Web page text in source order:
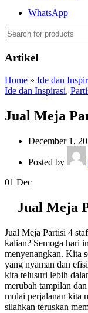
WhatsApp
Artikel
Home » Ide dan
Ide dan Inspirasi,
Jual Meja
December 1,
Posted by
01 Dec
Jual Meja
Jual Meja Partisi 4
kalian? Semoga hari
menyenangkan. Kita
yang nyaman dan
kita telusuri lebih
merubah tampilan
mulai perjalanan kita
silahkan teruskan